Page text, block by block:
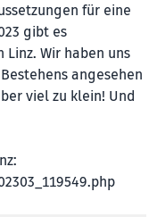
für eine
gibt es
Wir haben uns
angesehen
viel zu klein! Und